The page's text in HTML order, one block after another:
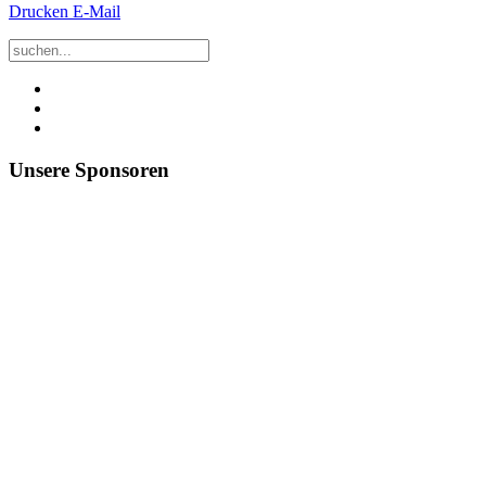
Drucken E-Mail
Unsere Sponsoren